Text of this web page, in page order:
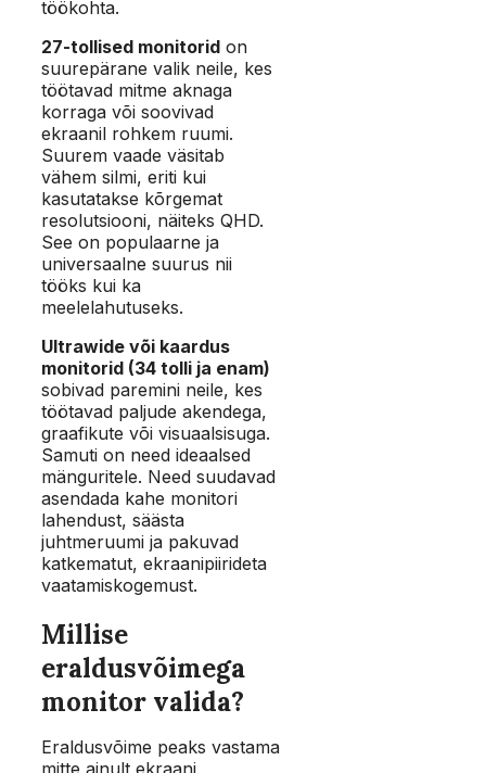
töökohta.
27-tollised monitorid on
suurepärane valik neile, kes
töötavad mitme aknaga
korraga või soovivad
ekraanil rohkem ruumi.
Suurem vaade väsitab
vähem silmi, eriti kui
kasutatakse kõrgemat
resolutsiooni, näiteks QHD.
See on populaarne ja
universaalne suurus nii
tööks kui ka
meelelahutuseks.
Ultrawide või kaardus
monitorid (34 tolli ja enam)
sobivad paremini neile, kes
töötavad paljude akendega,
graafikute või visuaalsisuga.
Samuti on need ideaalsed
mänguritele. Need suudavad
asendada kahe monitori
lahendust, säästa
juhtmeruumi ja pakuvad
katkematut, ekraanipiirideta
vaatamiskogemust.
Millise
eraldusvõimega
monitor valida?
Eraldusvõime peaks vastama
mitte ainult ekraani